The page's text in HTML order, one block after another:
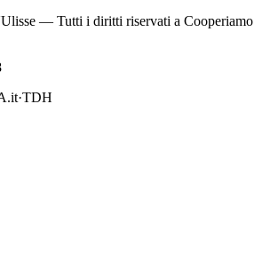
— Tutti i diritti riservati a Cooperiamo
·TDH